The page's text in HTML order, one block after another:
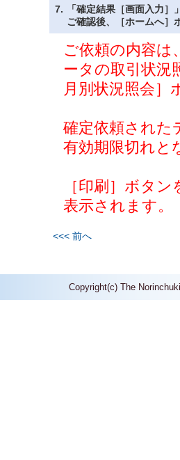
7.
「確定結果［画面入力
ご確認後、［ホームへ］
ご依頼の内容は
ータの取引状況
月別状況照会
確定依頼された
有効期限切れと
［印刷］ボタ
表示されます。
<<< 前へ
Copyright(c) The